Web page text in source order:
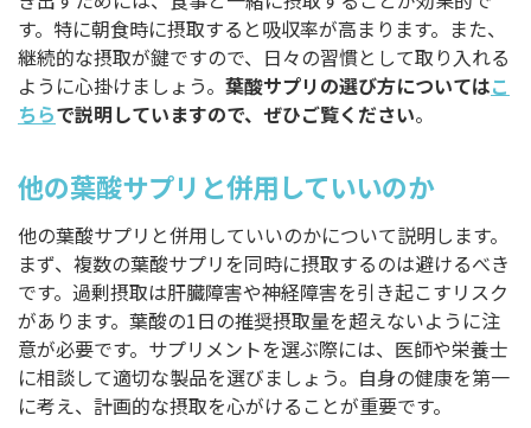
す。特に朝食時に摂取すると吸収率が高まります。また、
継続的な摂取が鍵ですので、日々の習慣として取り入れる
ように心掛けましょう。 葉酸サプリの選び方についてはこ
ちらで説明していますので、ぜひご覧ください。
他の葉酸サプリと併用していいのか
他の葉酸サプリと併用していいのかについて説明します。
まず、複数の葉酸サプリを同時に摂取するのは避けるべき
です。過剰摂取は肝臓障害や神経障害を引き起こすリスク
があります。葉酸の1日の推奨摂取量を超えないように注
意が必要です。サプリメントを選ぶ際には、医師や栄養士
に相談して適切な製品を選びましょう。自身の健康を第一
に考え、計画的な摂取を心がけることが重要です。